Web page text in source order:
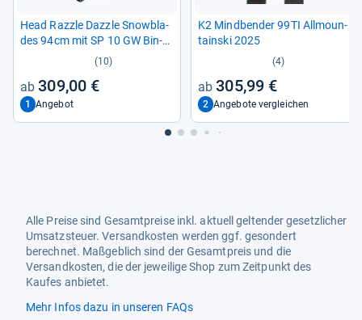
Head Razzle Dazzle Snowb­la­
des 94cm mit SP 10 GW Bin­
(10)
309,00 €
1 Angebot
K2 Mind­ben­der 99TI All­moun­
tain­ski 2025
(4)
305,99 €
2 Angebote vergleichen
Alle Preise sind Gesamtpreise inkl. aktuell geltender gesetzlicher
Umsatzsteuer. Versandkosten werden ggf. gesondert
berechnet. Maßgeblich sind der Gesamtpreis und die
Versandkosten, die der jeweilige Shop zum Zeitpunkt des
Kaufes anbietet.
Mehr Infos dazu in unseren FAQs